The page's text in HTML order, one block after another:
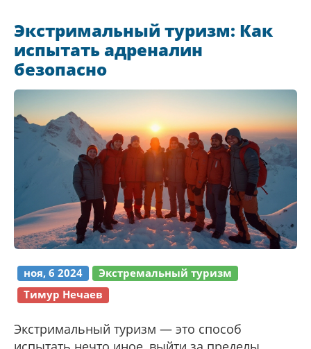
на круизе. Узнайте, что влияет на цену и как
выбрать лучшее предложение для
путешествия на лайнере.
Экстримальный туризм: Как
испытать адреналин
безопасно
ноя, 6 2024
Экстремальный туризм
Тимур Нечаев
Экстримальный туризм — это способ